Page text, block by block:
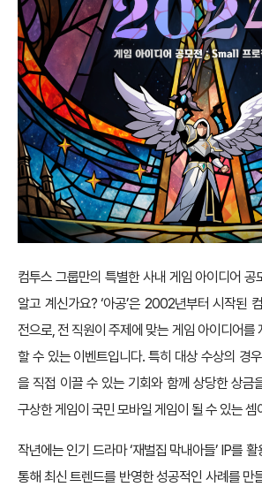
컴투스 그룹만의 특별한 사내 게임 아이디어 공
알고 계신가요? ‘아공’은 2002년부터 시작된
전으로, 전 직원이 주제에 맞는 게임 아이디어를
할 수 있는 이벤트입니다. 특히 대상 수상의 경
을 직접 이끌 수 있는 기회와 함께 상당한 상금
구상한 게임이 국민 모바일 게임이 될 수 있는 셈
작년에는 인기 드라마 ‘재벌집 막내아들’ IP를
통해 최신 트렌드를 반영한 성공적인 사례를 만